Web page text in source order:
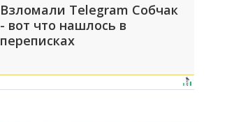
Взломали Telegram Собчак
- вот что нашлось в
переписках